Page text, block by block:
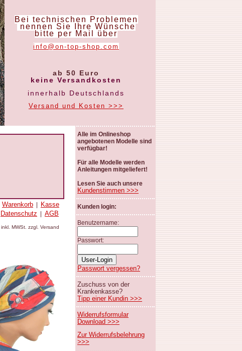
Bei technischen Problemen
nennen Sie Ihre Wünsche
bitte per Mail über
info@on-top-shop.com
ab 50 Euro
keine Versandkosten
innerhalb Deutschlands
Versand und Kosten >>>
Warenkorb
Kasse
Datenschutz AGB
inkl. MWSt. zzgl. Versand
Alle im Onlineshop
angebotenen Modelle sind
verfügbar!
Für alle Modelle werden
Anleitungen mitgeliefert!
Lesen Sie auch unsere
Kundenstimmen >>>
Kunden login:
Benutzername:
Passwort:
Passwort vergessen?
Zuschuss von der
Krankenkasse?
Tipp einer Kundin >>>
Widerrufsformular
Download >>>
Zur Widerrufsbelehrung
>>>